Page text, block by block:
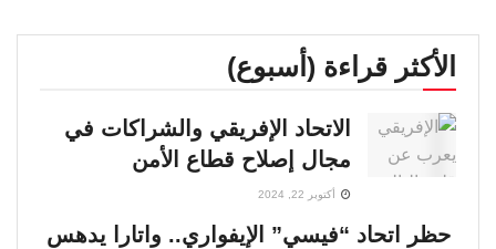
الأكثر قراءة (أسبوع)
الاتحاد الإفريقي والشراكات في
مجال إصلاح قطاع الأمن
أكتوبر 22, 2024
حظر اتحاد “فيسي” الإيفواري.. واتارا يدهس